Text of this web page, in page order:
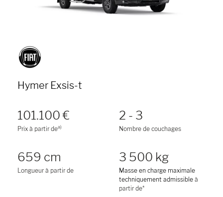
Hymer Exsis-t
101.100 €
Prix à partir dea)
2 - 3
Nombre de couchages
659 cm
Longueur à partir de
3 500 kg
Masse en charge maximale
techniquement admissible à
partir de*